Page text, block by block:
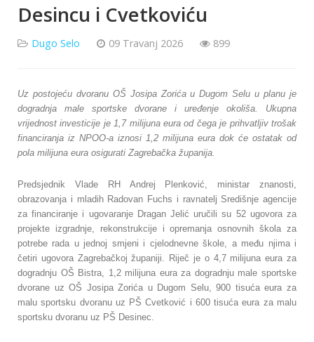
Desincu i Cvetkoviću
Dugo Selo 09 Travanj 2026 899
Uz postojeću dvoranu OŠ Josipa Zorića u Dugom Selu u planu je
dogradnja male sportske dvorane i uređenje okoliša. Ukupna
vrijednost investicije je 1,7 milijuna eura od čega je prihvatljiv trošak
financiranja iz NPOO-a iznosi 1,2 milijuna eura dok će ostatak od
pola milijuna eura osigurati Zagrebačka županija.
Predsjednik Vlade RH Andrej Plenković, ministar znanosti,
obrazovanja i mladih Radovan Fuchs i ravnatelj Središnje agencije
za financiranje i ugovaranje Dragan Jelić uručili su 52 ugovora za
projekte izgradnje, rekonstrukcije i opremanja osnovnih škola za
potrebe rada u jednoj smjeni i cjelodnevne škole, a među njima i
četiri ugovora Zagrebačkoj županiji.
Riječ je o 4,7 milijuna eura za
dogradnju OŠ Bistra, 1,2 milijuna eura za dogradnju male sportske
dvorane uz OŠ Josipa Zorića u Dugom Selu, 900 tisuća eura za
malu sportsku dvoranu uz PŠ Cvetković i 600 tisuća eura za malu
sportsku dvoranu uz PŠ Desinec.